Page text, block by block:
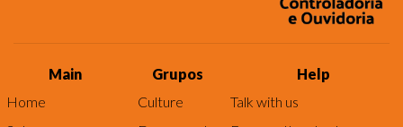
Main
Home
Grupos
Culture
Help
Talk with us